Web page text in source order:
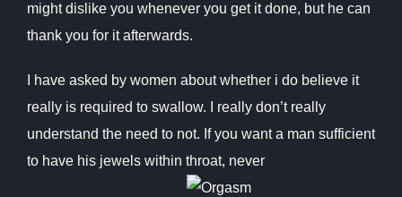
might dislike you whenever you get it done, but he can
thank you for it afterwards.
I have asked by women about whether i do believe it
really is required to swallow. I really don’t really
understand the need to not. If you want a man sufficient
to have his jewels within throat, never